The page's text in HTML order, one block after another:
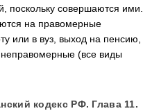
поскольку совершаются ими.
на правомерные
или в вуз, выход на пенсию,
неправомерные (все виды
кодекс РФ. Глава 11.